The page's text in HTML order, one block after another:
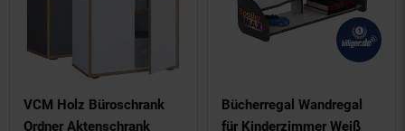
VCM Holz Büroschrank
Ordner Aktenschrank
Bücherregal Wandregal
für Kinderzimmer Weiß